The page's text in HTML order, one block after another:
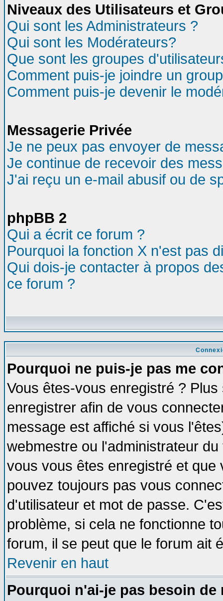
Niveaux des Utilisateurs et
Qui sont les Administrateurs ?
Qui sont les Modérateurs?
Que sont les groupes
Comment puis-je joindre un
Comment puis-je devenir le
Messagerie Privée
Je ne peux pas envoyer de
Je continue de recevoir des
J'ai reçu un e-mail abusif ou de
phpBB 2
Qui a écrit ce forum ?
Pourquoi la fonction X n'est pas
Qui dois-je contacter à propos
ce forum ?
Pourquoi ne puis-je pas me
Vous êtes-vous enregistré ?
enregistrer afin de vous
message est affiché si vous
webmestre ou l'administrateur
vous vous êtes enregistré et
pouvez toujours pas vous
d'utilisateur et mot de passe.
problème, si cela ne fonctionne
forum, il se peut que le forum ait
Revenir en haut
Pourquoi n'ai-je pas besoin de